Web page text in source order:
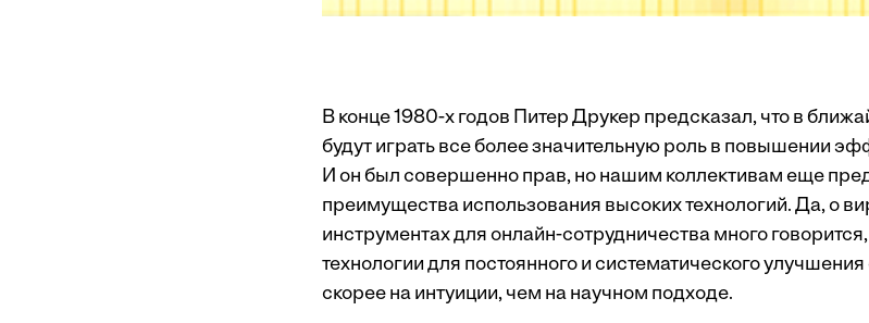
В конце 1980-х годов Питер Друкер предсказал, что в
будут играть все более значительную роль в повышении
И он был совершенно прав, но нашим коллективам еще
преимущества использования высоких технологий. Да, о
инструментах для онлайн-сотрудничества много
технологии для постоянного и систематического
скорее на интуиции, чем на научном подходе.